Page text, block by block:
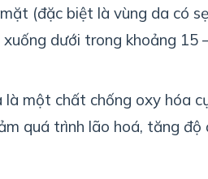
(đặc biệt là vùng da có
dưới trong khoảng 15
một chất chống oxy hóa
quá trình lão hoá, tăng độ